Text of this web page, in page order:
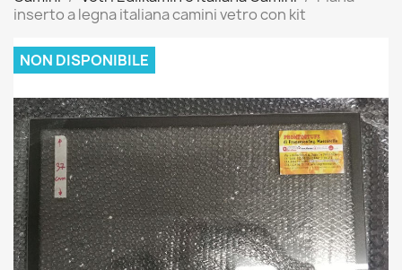
inserto a legna italiana camini vetro con kit
NON DISPONIBILE